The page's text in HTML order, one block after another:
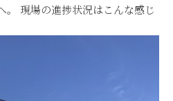
。 現場の進捗状況はこんな感じ